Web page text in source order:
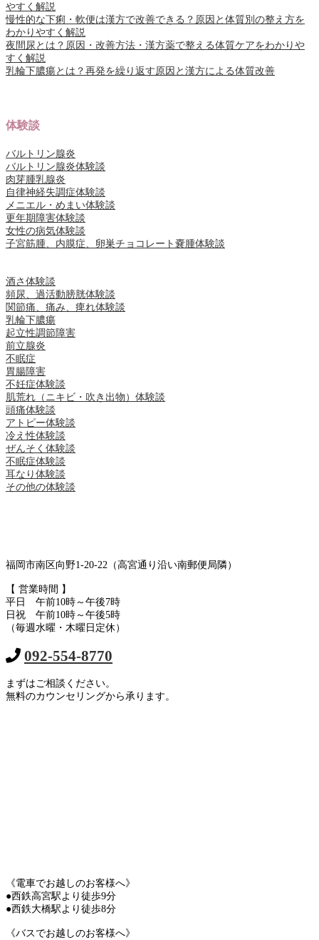
やすく解説
慢性的な下痢・軟便は漢方で改善できる？原因と体質別の整え方を
わかりやすく解説
夜間尿とは？原因・改善方法・漢方薬で整える体質ケアをわかりや
すく解説
乳輪下膿瘍とは？再発を繰り返す原因と漢方による体質改善
体験談
バルトリン腺炎
バルトリン腺炎体験談
肉芽腫乳腺炎
自律神経失調症体験談
メニエル・めまい体験談
更年期障害体験談
女性の病気体験談
子宮筋腫、内膜症、卵巣チョコレート嚢腫体験談
酒さ体験談
頻尿、過活動膀胱体験談
関節痛、痛み、痺れ体験談
乳輪下膿瘍
起立性調節障害
前立腺炎
不眠症
胃腸障害
不妊症体験談
肌荒れ（ニキビ・吹き出物）体験談
頭痛体験談
アトピー体験談
冷え性体験談
ぜんそく体験談
不眠症体験談
耳なり体験談
その他の体験談
福岡市南区向野1-20-22（高宮通り沿い南郵便局隣）
【 営業時間 】
平日 午前10時～午後7時
日祝 午前10時～午後5時
（毎週水曜・木曜日定休）
092-554-8770
まずはご相談ください。
無料のカウンセリングから承ります。
《電車でお越しのお客様へ》
●西鉄高宮駅より徒歩9分
●西鉄大橋駅より徒歩8分
《バスでお越しのお客様へ》